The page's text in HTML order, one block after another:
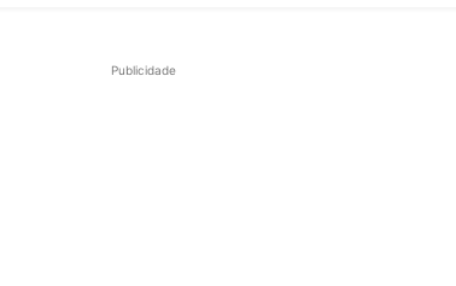
Publicidade